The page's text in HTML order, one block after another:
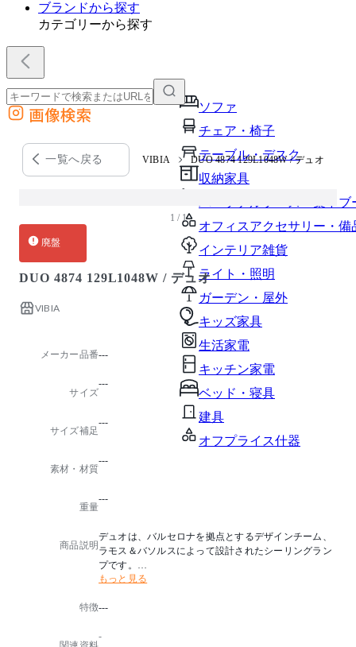
ブランドから探す
カテゴリーから探す
ソファ
チェア・椅子
テーブル・デスク
収納家具
パーソナルブース・集中ブ
オフィスアクセサリー・備
インテリア雑貨
ライト・照明
ガーデン・屋外
キッズ家具
生活家電
キッチン家電
ベッド・寝具
建具
オフプライス什器
外部サイトの商品をカートに追加
他のサイトで見つけた商品ページのURLを貼り付けて、カートに追加できます
画像検索
一覧へ戻る VIBIA DUO 4874 129L1048W / デュオ
1 / 1
廃盤
DUO 4874 129L1048W / デュオ
VIBIA
メーカー品番---
サイズ
---
サイズ補足
---
素材・材質
---
重量
---
商品説明
デュオは、バルセロナを拠点とするデザインチーム、
ラモス＆バソルスによって設計されたシーリングラン
プです。
温かみのある木材と工業用金属の印象的な組み合わせ
な素材のコントラストが特徴です。
ーク材が、緩やかに湾曲したシルエットは、空間を心
もっと見る
特徴---
-